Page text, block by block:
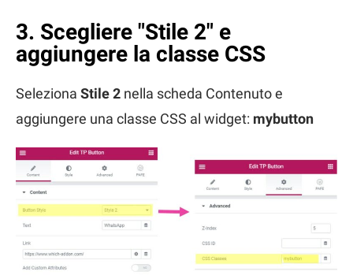
3. Scegliere "Stile 2" e
aggiungere la classe CSS
Seleziona Stile 2 nella scheda Contenuto e
aggiungere una classe CSS al widget: mybutton